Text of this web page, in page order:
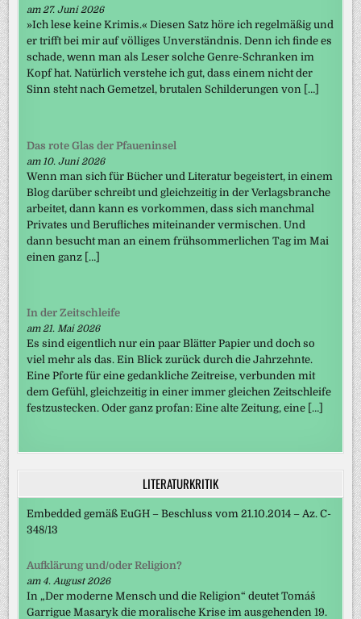
am 27. Juni 2026
»Ich lese keine Krimis.« Diesen Satz höre ich regelmäßig und
er trifft bei mir auf völliges Unverständnis. Denn ich finde es
schade, wenn man als Leser solche Genre-Schranken im
Kopf hat. Natürlich verstehe ich gut, dass einem nicht der
Sinn steht nach Gemetzel, brutalen Schilderungen von […]
Das rote Glas der Pfaueninsel
am 10. Juni 2026
Wenn man sich für Bücher und Literatur begeistert, in einem
Blog darüber schreibt und gleichzeitig in der Verlagsbranche
arbeitet, dann kann es vorkommen, dass sich manchmal
Privates und Berufliches miteinander vermischen. Und
dann besucht man an einem frühsommerlichen Tag im Mai
einen ganz […]
In der Zeitschleife
am 21. Mai 2026
Es sind eigentlich nur ein paar Blätter Papier und doch so
viel mehr als das. Ein Blick zurück durch die Jahrzehnte.
Eine Pforte für eine gedankliche Zeitreise, verbunden mit
dem Gefühl, gleichzeitig in einer immer gleichen Zeitschleife
festzustecken. Oder ganz profan: Eine alte Zeitung, eine […]
LITERATURKRITIK
Embedded gemäß EuGH – Beschluss vom 21.10.2014 – Az. C-
348/13
Aufklärung und/oder Religion?
am 4. August 2026
In „Der moderne Mensch und die Religion“ deutet Tomáš
Garrigue Masaryk die moralische Krise im ausgehenden 19.